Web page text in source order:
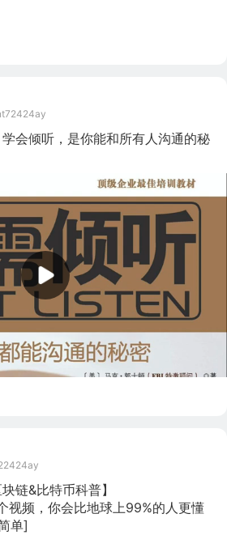
会倾听，是你能和所有人沟通的秘
链&比特币科普】
视频，你会比地球上99%的人更懂
单]